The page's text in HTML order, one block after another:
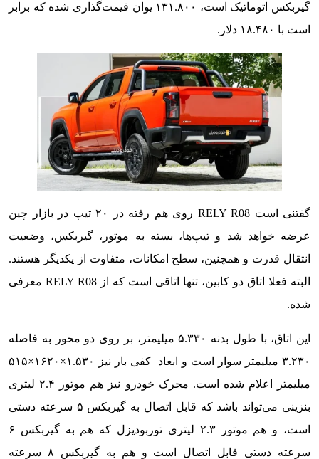
گیربکس اتوماتیک است، ۱۳۱.۸۰۰ یوان قیمت‌گذاری شده که برابر
است با ۱۸.۴۸۰ دلار.
گفتنی است RELY R08 روی هم رفته در ۲۰ تیپ در بازار چین
عرضه خواهد شد و تیپ‌ها، بسته به موتور، گیربکس، وضعیت
انتقال قدرت و همچنین، سطح امکانات، متفاوت از یکدیگر هستند.
البته فعلا اتاق دو کابین، تنها اتاقی است که از RELY R08 معرفی
شده.
این اتاق، با طول بدنه ۵.۳۳۰ میلیمتر، بر روی دو محور به فاصله
۳.۲۳۰ میلیمتر سوار است و ابعاد کفی بار نیز ۱.۵۳۰×۱۶۲۰×۵۱۵
میلیمتر اعلام شده است. محرک خودرو نیز هم موتور ۲.۴ لیتری
بنزینی می‌تواند باشد که قابل اتصال به گیربکس ۵ سرعته دستی
است، و هم موتور ۲.۳ لیتری توربودیزل که هم به گیربکس ۶
سرعته دستی قابل اتصال است و هم به گیربکس ۸ سرعته